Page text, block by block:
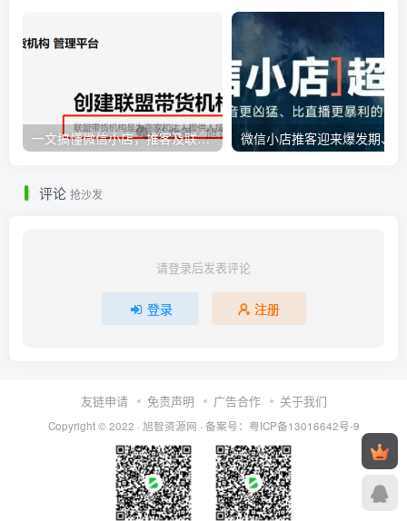
一文搞懂微信小店，推客及联盟带货机构之间的相互联系
评论 抢沙发
请登录后发表评论
登录 注册
友链申请 免责声明 广告合作 关于我们
Copyright © 2022 · 旭智资源网 · 备案号： 粤ICP备13016642号-9